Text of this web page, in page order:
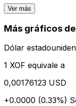
Ver más
Más gráficos
Dólar
1 XOF equivale a
0,00176123 USD
+0.0000 (0.33%)